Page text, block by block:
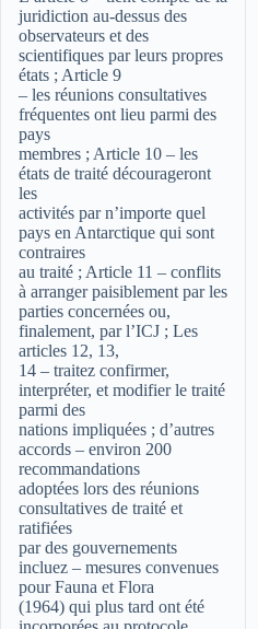
juridiction au-dessus des
observateurs et des
scientifiques par leurs propres
états ; Article 9
– les réunions consultatives
fréquentes ont lieu parmi des
pays
membres ; Article 10 – les
états de traité décourageront
les
activités par n’importe quel
pays en Antarctique qui sont
contraires
au traité ; Article 11 – conflits
à arranger paisiblement par les
parties concernées ou,
finalement, par l’ICJ ; Les
articles 12, 13,
14 – traitez confirmer,
interpréter, et modifier le traité
parmi des
nations impliquées ; d’autres
accords – environ 200
recommandations
adoptées lors des réunions
consultatives de traité et
ratifiées
par des gouvernements
incluez – mesures convenues
pour Fauna et Flora
(1964) qui plus tard ont été